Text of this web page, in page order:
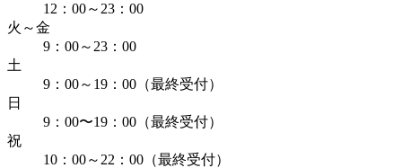
12：00～23：00
火～金
9：00～23：00
土
9：00～19：00（最終受付）
日
9：00〜19：00（最終受付）
祝
10：00～22：00（最終受付）